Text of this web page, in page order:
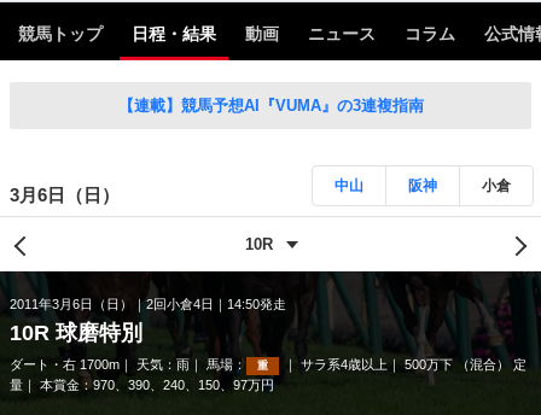
競馬トップ 日程・結果 動画 ニュース コラム 公式情
【連載】競馬予想AI『VUMA』の3連複指南
3月6日（日） 中山 阪神 小倉
2011年3月6日（日） 2回小倉4日 14:50発走
10R 球磨特別
ダート・右 1700m 天気： 雨 馬場： 重 サラ系4歳以上
500万下 （混合） 定
量
本賞金：970、390、240、150、97万円